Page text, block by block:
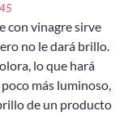
con vinagre sirve
no le dará brillo.
lo que hará
más luminoso,
de un producto